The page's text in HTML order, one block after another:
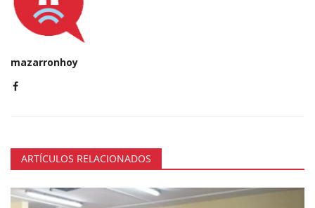
mazarronhoy
ARTÍCULOS RELACIONADOS